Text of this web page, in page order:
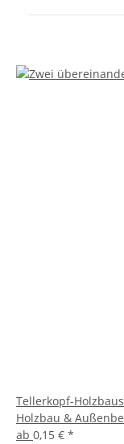
Tellerkopf-
Holzbau &
ab 0,15 € *